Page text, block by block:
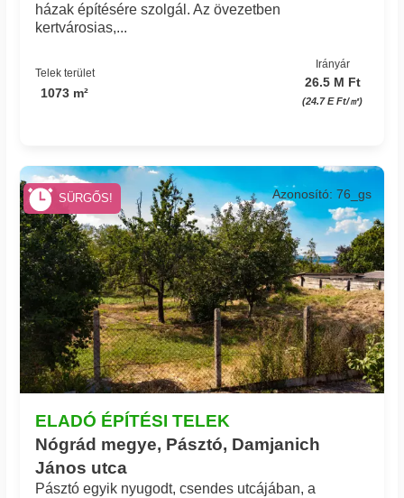
házak építésére szolgál. Az övezetben
kertvárosias,...
Telek terület
1073 m²
Irányár
26.5 M Ft
(24.7 E Ft/㎡)
ELADÓ ÉPÍTÉSI TELEK
Nógrád megye, Pásztó, Damjanich
János utca
Azonosító: 76_gs
Pásztó egyik nyugodt, csendes utcájában, a
SÜRGŐS!